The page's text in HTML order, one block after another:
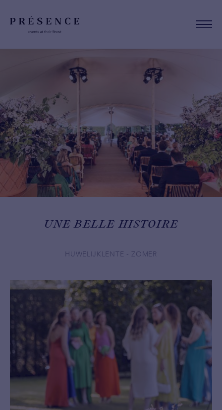
UNE BELLE HISTOIRE
HUWELIJK LENTE - ZOMER